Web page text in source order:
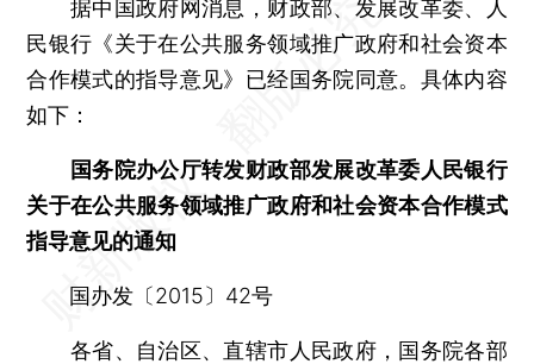
据中国政府网消息，财政部、发展改革委、人
民银行《关于在公共服务领域推广政府和社会资本
合作模式的指导意见》已经国务院同意。具体内容
如下：
国务院办公厅转发财政部发展改革委人民银行
关于在公共服务领域推广政府和社会资本合作模式
指导意见的通知
国办发〔2015〕42号
各省、自治区、直辖市人民政府，国务院各部